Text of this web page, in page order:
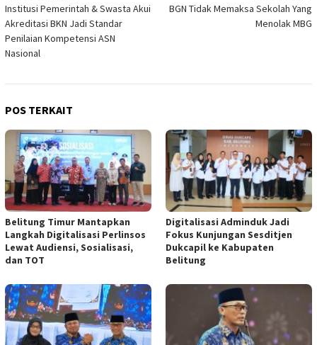
pos
Institusi Pemerintah & Swasta Akui
Akreditasi BKN Jadi Standar
Penilaian Kompetensi ASN
Nasional
BGN Tidak Memaksa Sekolah Yang
Menolak MBG
POS TERKAIT
Belitung Timur Mantapkan
Langkah Digitalisasi Perlinsos
Lewat Audiensi, Sosialisasi,
dan TOT
Digitalisasi Adminduk Jadi
Fokus Kunjungan Sesditjen
Dukcapil ke Kabupaten
Belitung